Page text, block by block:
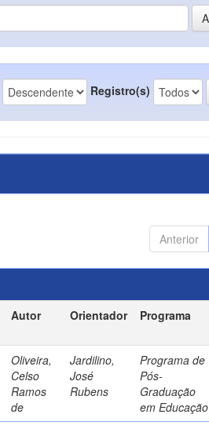
Registro(s)
Anterior
Autor Orientador Programa
Oliveira,
Celso
Ramos
de
Jardilino,
José
Rubens
Programa de
Pós-
Graduação
em Educação